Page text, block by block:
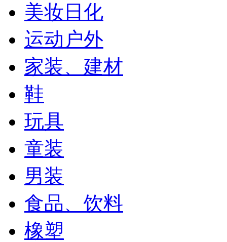
美妆日化
运动户外
家装、建材
鞋
玩具
童装
男装
食品、饮料
橡塑